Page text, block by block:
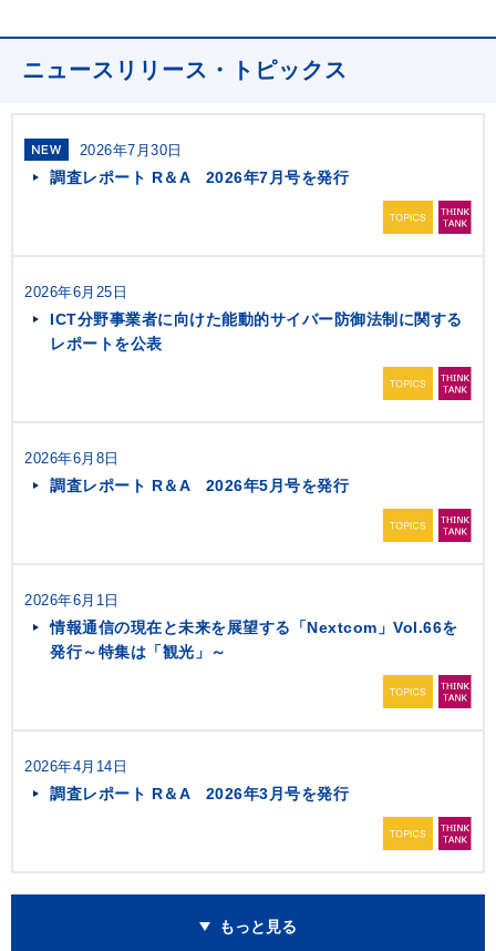
ニュースリリース・トピックス
2026年7月30日
調査レポート R＆A 2026年7月号を発行
2026年6月25日
ICT分野事業者に向けた能動的サイバー防御法制に関する
レポートを公表
2026年6月8日
調査レポート R＆A 2026年5月号を発行
2026年6月1日
情報通信の現在と未来を展望する「Nextcom」Vol.66を
発行～特集は「観光」～
2026年4月14日
調査レポート R＆A 2026年3月号を発行
もっと見る